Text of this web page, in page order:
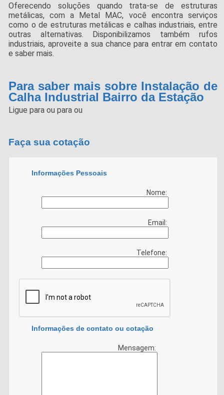
Oferecendo soluções quando trata-se de estruturas
metálicas, com a Metal MAC, você encontra serviços
como o de estruturas metálicas e calhas industriais, entre
outras alternativas. Disponibilizamos também rufos
industriais, aproveite a sua chance para entrar em contato
e saber mais.
Para saber mais sobre Instalação de
Calha Industrial Bairro da Estação
Ligue paraou paraou
Faça sua cotação
Informações Pessoais
Nome:
Email:
Telefone:
Informações de contato ou cotação
Mensagem: